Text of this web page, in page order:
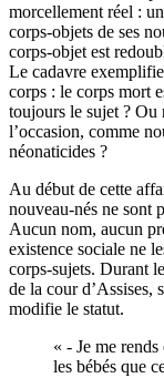
morcellement réel :
corps-objets de ses
corps-objet est
Le cadavre
corps : le corps mort
toujours le sujet ? Ou
l’occasion, comme
néonaticides ?
Au début de cette
nouveau-nés ne sont
Aucun nom, aucun
existence sociale ne
corps-sujets. Durant
de la cour d’Assises,
modifie le statut.
« - Je me
les bébés que